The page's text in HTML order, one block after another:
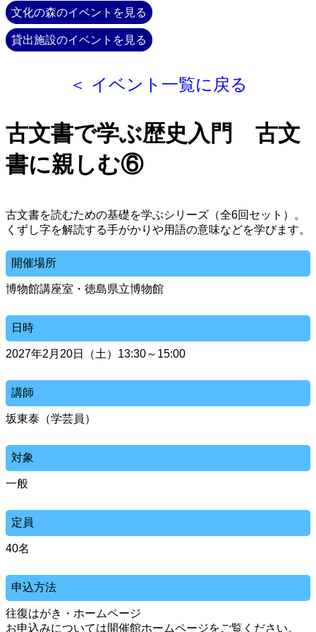
文化の森のイベントを見る
貸出施設のイベントを見る
＜ イベント一覧に戻る
古文書で学ぶ歴史入門 古文
書に親しむ⑥
古文書を読むための基礎を学ぶシリーズ（全6回セット）。
くずし字を解読する手がかりや用語の意味などを学びます。
開催場所
博物館講座室・徳島県立博物館
日時
2027年2月20日（土）13:30～15:00
講師
坂東泰（学芸員）
対象
一般
定員
40名
申込方法
往復はがき・ホームページ
お申込みについては開催館ホームページをご覧ください。